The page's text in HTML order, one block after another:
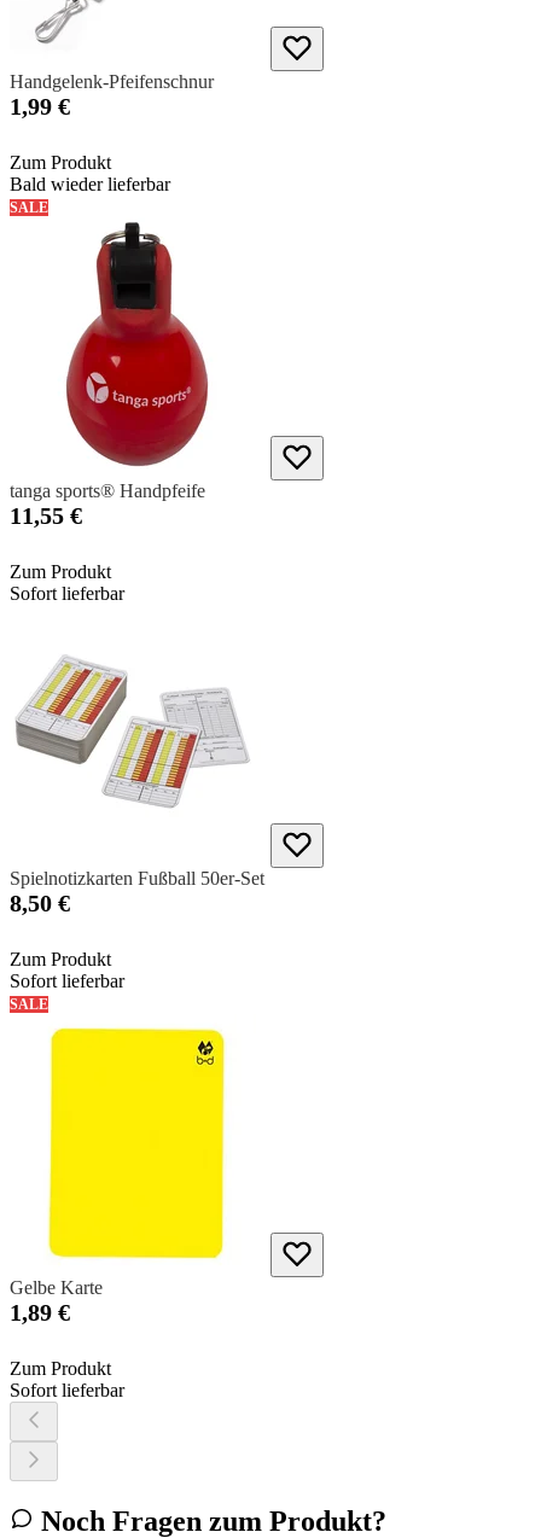
Handgelenk-Pfeifenschnur
1,99 €
Zum Produkt
Bald wieder lieferbar
SALE
tanga sports® Handpfeife
11,55 €
Zum Produkt
Sofort lieferbar
Spielnotizkarten Fußball 50er-Set
8,50 €
Zum Produkt
Sofort lieferbar
SALE
Gelbe Karte
1,89 €
Zum Produkt
Sofort lieferbar
Noch Fragen zum Produkt?